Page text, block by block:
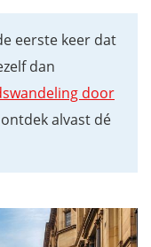
eerste keer dat
dan
door
alvast dé